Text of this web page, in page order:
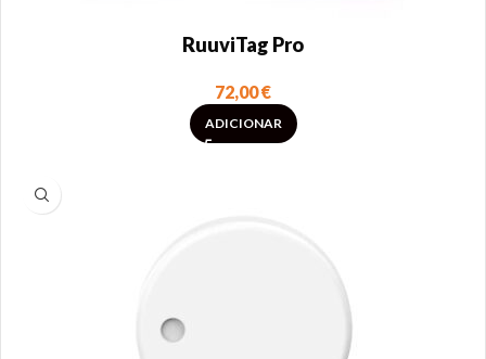
RuuviTag Pro
72,00€
ADICIONAR